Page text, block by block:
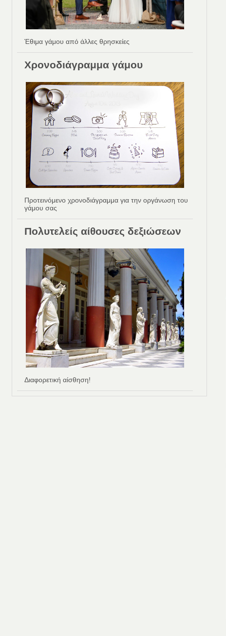
Έθιμα γάμου από άλλες θρησκείες
Χρονοδιάγραμμα γάμου
Προτεινόμενο χρονοδιάγραμμα για την οργάνωση του
γάμου σας
Πολυτελείς αίθουσες δεξιώσεων
Διαφορετική αίσθηση!